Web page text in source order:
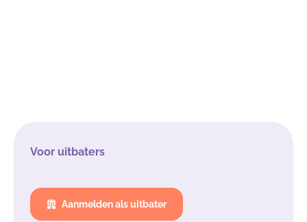
Voor uitbaters
Aanmelden als uitbater